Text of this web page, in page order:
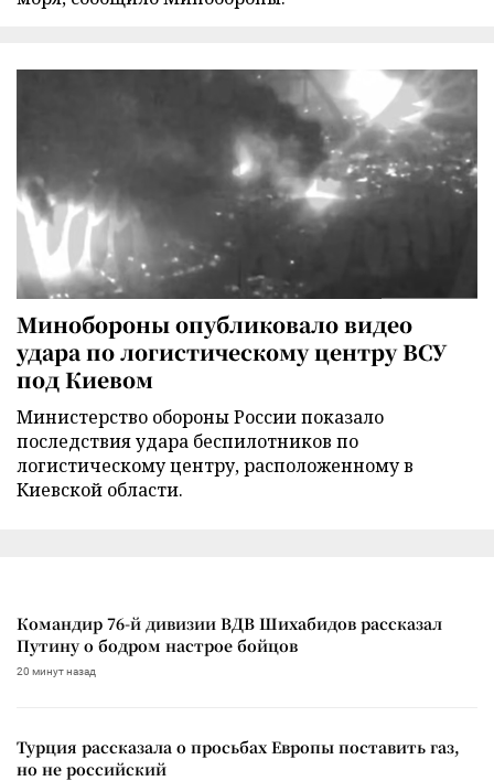
Минобороны опубликовало видео
удара по логистическому центру ВСУ
под Киевом
Министерство обороны России показало
последствия удара беспилотников по
логистическому центру, расположенному в
Киевской области.
Командир 76-й дивизии ВДВ Шихабидов рассказал
Путину о бодром настрое бойцов
20 минут назад
Турция рассказала о просьбах Европы поставить газ,
но не российский